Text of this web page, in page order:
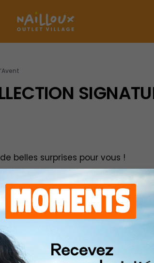
belles surprises pour vous !
de l’Avent Lindt.
de délicieuses surprises
Lindt, tout en ajoutant un peu
met en avant des bouchées